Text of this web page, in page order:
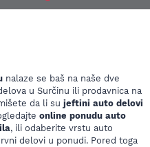
nalaze se baš na naše dve
u Surčinu ili prodavnica na
da li su jeftini auto delovi
online ponudu auto
, ili odaberite vrstu auto
delovi u ponudi. Pored toga